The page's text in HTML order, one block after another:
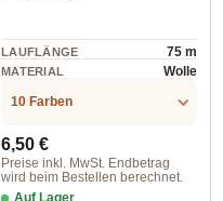
LAUFLÄNGE 75 m
MATERIAL
Wolle
10 Farben
Regulärer Preis:
6,50 €
Preise inkl. MwSt. Endbetrag
wird beim Bestellen berechnet.